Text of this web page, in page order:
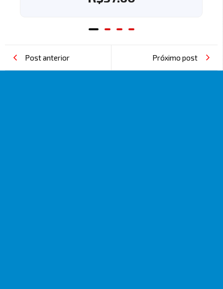
Post anterior Próximo post